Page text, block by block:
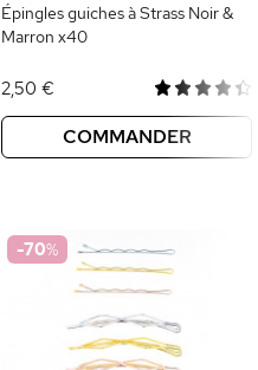
Épingles guiches à Strass Noir &
Marron x40
2,50 €
COMMANDER
-70%